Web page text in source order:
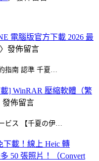
電腦版官方下載 2026 最
〉發佈留言
指南 認準 千夏…
] WinRAR 壓縮軟體（繁
發佈留言
ビス 【千夏の伊…
下載！線上 Heic 轉
50 張照片！（Convert